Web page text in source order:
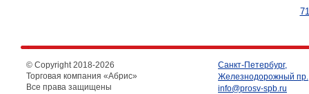
© Copyright 2018-2026
Торговая компания «Абрис»
Все права защищены
Санкт-Петербург,
Железнодорожный
info@prosv-spb.ru